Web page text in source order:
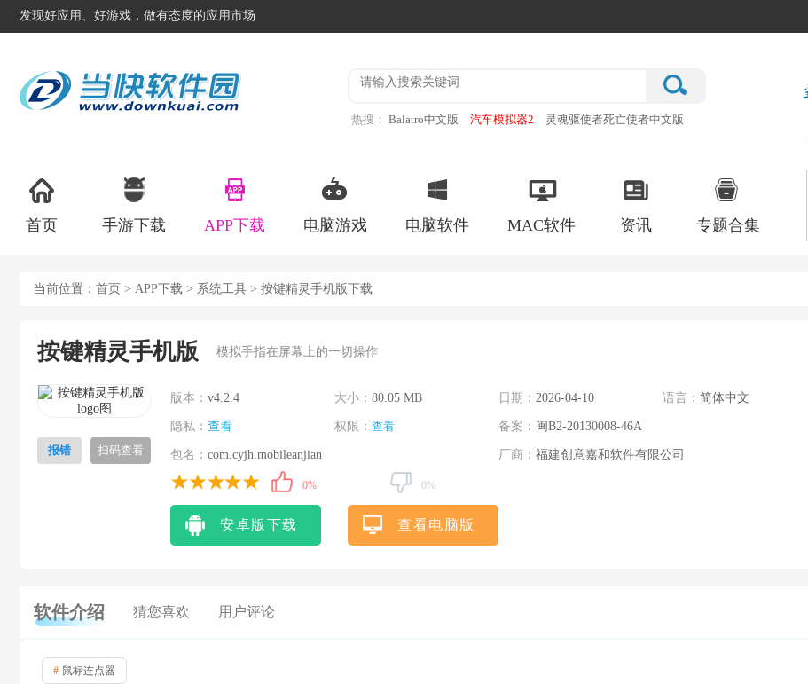
发现好应用、好游戏，做有态度的应用市场
热搜： Balatro中文版 汽车模拟器2
灵魂驱使者死亡使者中文版
首页 手游下载 APP下载 电脑游戏 电脑软件 MAC软件 资讯 专题合集
当前位置： 首页 > APP下载 > 系统工具 > 按键精灵手机版下载
按键精灵手机版 模拟手指在屏幕上的一切操作
报错 扫码查看
版本： v4.2.4 大小： 80.05 MB 日期： 2026-04-10 语言： 简体中文
隐私： 查看 权限： 查看 备案： 闽B2-20130008-46A
包名： com.cyjh.mobileanjian 厂商： 福建创意嘉和软件有限公司
0% 0%
安卓版下载 查看电脑版
软件介绍 猜您喜欢 用户评论
# 鼠标连点器